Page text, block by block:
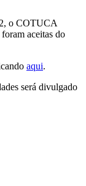
o COTUCA
aceitas do
aqui.
será divulgado